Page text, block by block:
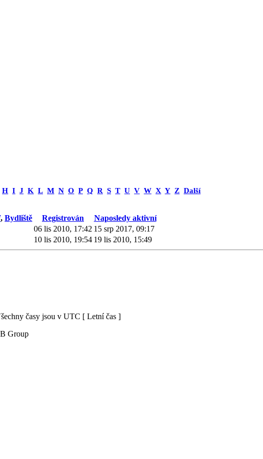
H I J K L M N O P Q R S T U V W X Y Z Další
, Bydliště Registrován
Naposledy aktivní
06 lis 2010, 17:42 15 srp 2017, 09:17
10 lis 2010, 19:54 19 lis 2010, 15:49
časy jsou v UTC [ Letní čas ]
Group